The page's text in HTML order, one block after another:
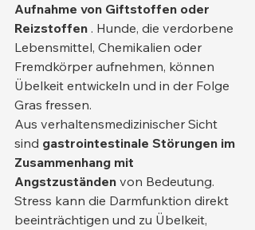
Aufnahme von Giftstoffen oder
Reizstoffen . Hunde, die verdorbene
Lebensmittel, Chemikalien oder
Fremdkörper aufnehmen, können
Übelkeit entwickeln und in der Folge
Gras fressen.
Aus verhaltensmedizinischer Sicht
sind gastrointestinale Störungen im
Zusammenhang mit
Angstzuständen von Bedeutung.
Stress kann die Darmfunktion direkt
beeinträchtigen und zu Übelkeit,